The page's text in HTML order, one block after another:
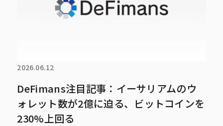
2026.06.12
DeFimans注目記事：イーサリアムのウ
ォレット数が2億に迫る、ビットコインを
230%上回る